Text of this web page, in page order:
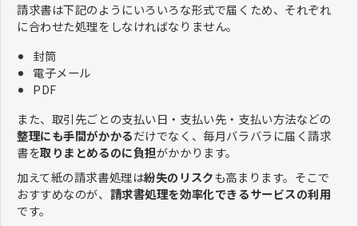
請求書は下記のようにいろいろな形式で届くため、それぞれ
に合わせた処理をしなければなりません。
封筒
電子メール
PDF
また、取引先ごとの支払い日・支払い先・支払い方法などの
整理にも手間がかかるだけでなく、毎月バラバラに届く請求
書を取りまとめるのに負担がかかります。
加えて紙の請求書処理は紛失のリスクも高まります。そこで
おすすめなのが、 請求書処理を効率化できるサービスの利用
です。